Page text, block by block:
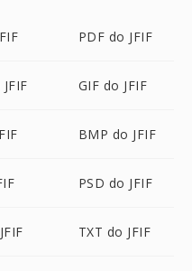
PDF do JFIF
GIF do JFIF
BMP do JFIF
PSD do JFIF
TXT do JFIF